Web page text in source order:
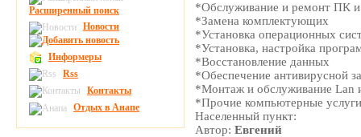
*Обслуживание и ремонт ПК и
*Замена комплектующих
*Установка операционных
*Установка, настройка
*Восстановление данных
*Обеспечение антивирусной
*Монтаж и обслуживание Lan
*Прочие компьютерные
Населенный пункт:
Автор:Евгений
Расширенный поиск
Новости
Информеры
Rss
Контакты
Отдых в Анапе